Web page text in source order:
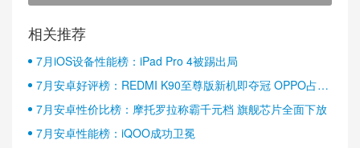
相关推荐
7月iOS设备性能榜：iPad Pro 4被踢出局
7月安卓好评榜：REDMI K90至尊版新机即夺冠 OPPO占据
半壁江山
7月安卓性价比榜：摩托罗拉称霸千元档 旗舰芯片全面下放
7月安卓性能榜：iQOO成功卫冕